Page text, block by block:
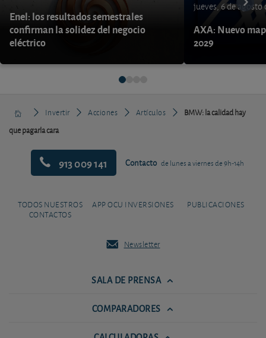
Enel: los resultados semestrales
confirman la solidez del negocio
eléctrico
jueves, 6 de agosto
AXA: Nuevo
2029
Invertir Acciones Artículos
BMW: la calidad hay
que pagarla cara
913 009 141 Contacto de lunes a viernes de 9h-14h
TODOS NUESTROS
CONTACTOS
APP OCU INVERSIONES PUBLICACIONES
Newsletter
SALA DE PRENSA
COMPARADORES